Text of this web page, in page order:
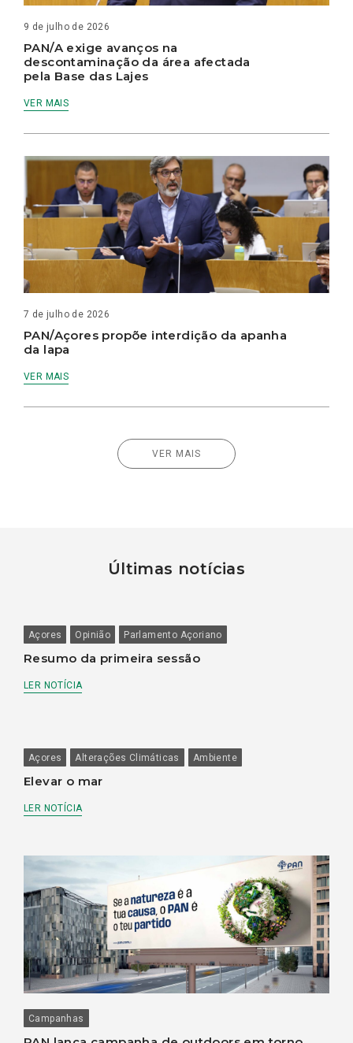
9 de julho de 2026
PAN/A exige avanços na
descontaminação da área afectada
pela Base das Lajes
VER MAIS
7 de julho de 2026
PAN/Açores propõe interdição da apanha
da lapa
VER MAIS
VER MAIS
Últimas notícias
Açores Opinião Parlamento Açoriano
Resumo da primeira sessão
LER NOTÍCIA
Açores Alterações Climáticas Ambiente
Elevar o mar
LER NOTÍCIA
Campanhas